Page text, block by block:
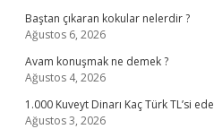
Baştan çıkaran kokular nelerdir ?
Ağustos 6, 2026
Avam konuşmak ne demek ?
Ağustos 4, 2026
1.000 Kuveyt Dinarı Kaç Türk TL’si
Ağustos 3, 2026